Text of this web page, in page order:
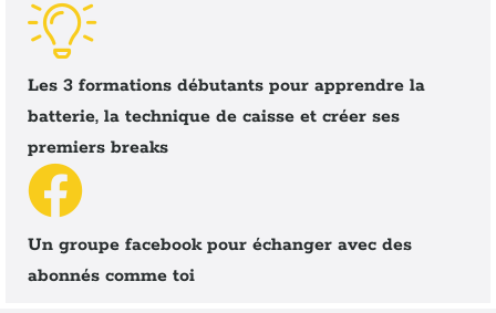
Les 3 formations débutants pour apprendre la
batterie, la technique de caisse et créer ses
premiers breaks
Un groupe facebook pour échanger avec des
abonnés comme toi